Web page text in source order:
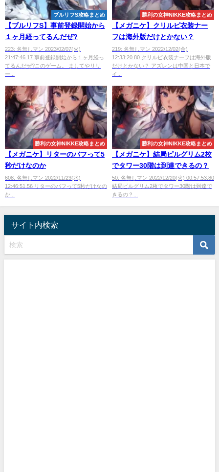
ブルリフS攻略まとめ
【ブルリフS】事前登録開始から
１ヶ月経ってるんだぜ?
223: 名無しマン 2023/02/07(火)
21:47:46.17 事前登録開始から１ヶ月経っ
てるんだぜ?このゲーム。 ましてやリリ
ー...
勝利の女神NIKKE攻略まとめ
【メガニケ】クリルピ衣装ナー
フは海外版だけとかない？
219: 名無しマン 2022/12/02(金)
12:33:20.80 クリルピ衣装ナーフは海外版
だけとかない？ アズレンは中国と日本で
イ...
勝利の女神NIKKE攻略まとめ
【メガニケ】リターのバフって5
秒だけなのか
608: 名無しマン 2022/11/23(水)
12:46:51.56 リターのバフって5秒だけなの
か...
勝利の女神NIKKE攻略まとめ
【メガニケ】結局ピルグリム2枚
でタワー30階は到達できるの？
50: 名無しマン 2022/12/20(火) 00:57:53.80
結局ピルグリム2枚でタワー30階は到達で
きるの？...
サイト内検索